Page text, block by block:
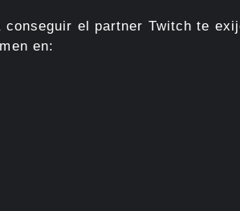
conseguir el partner Twitch te
en: